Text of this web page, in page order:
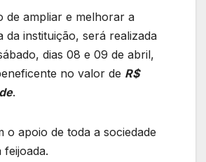
de ampliar e melhorar a
da instituição, será realizada
dias 08 e 09 de abril,
no valor de R$
.
o apoio de toda a sociedade
feijoada.